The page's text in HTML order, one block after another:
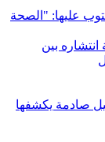
انتشاره بين
صادمة يكشفها